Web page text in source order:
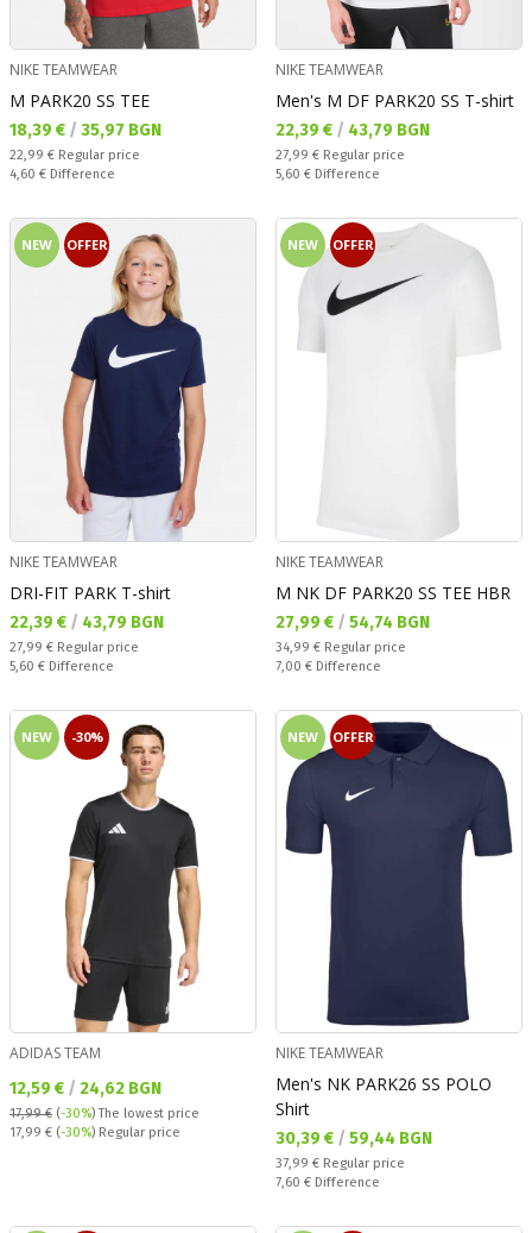
NIKE TEAMWEAR
M PARK20 SS TEE
Текуща цена:
18,39 € / 35,97 BGN
Regular price:
22,99 € Regular price
Спестявате:
4,60 € Difference
NIKE TEAMWEAR
Men's M DF PARK20 SS T-shirt
Текуща цена:
22,39 € / 43,79 BGN
Regular price:
27,99 € Regular price
Спестявате:
5,60 € Difference
NEW OFFER
NIKE TEAMWEAR
DRI-FIT PARK T-shirt
Текуща цена:
22,39 € / 43,79 BGN
Regular price:
27,99 € Regular price
Спестявате:
5,60 € Difference
NEW OFFER
NIKE TEAMWEAR
M NK DF PARK20 SS TEE HBR
Текуща цена:
27,99 € / 54,74 BGN
Regular price:
34,99 € Regular price
Спестявате:
7,00 € Difference
NEW -30%
ADIDAS TEAM
Текуща цена:
12,59 € / 24,62 BGN
17,99 € (-30%)The lowest price
Regular price:
17,99 € (-30%) Regular price
NEW OFFER
NIKE TEAMWEAR
Men's NK PARK26 SS POLO
Shirt
Текуща цена:
30,39 € / 59,44 BGN
Regular price:
37,99 € Regular price
Спестявате:
7,60 € Difference